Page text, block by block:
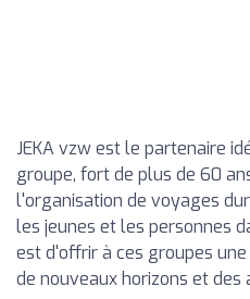
JEKA vzw est le partenaire
groupe, fort de plus de 60
l'organisation de voyages
les jeunes et les personnes
est d'offrir à ces groupes
de nouveaux horizons et des